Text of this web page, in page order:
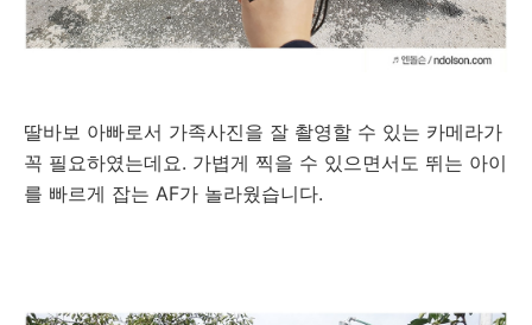
딸바보 아빠로서 가족사진을 잘 촬영할 수 있는 카메라가
꼭 필요하였는데요. 가볍게 찍을 수 있으면서도 뛰는 아이
를 빠르게 잡는 AF가 놀라웠습니다.